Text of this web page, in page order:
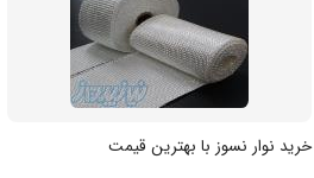
خرید نوار نسوز با بهترین قیمت